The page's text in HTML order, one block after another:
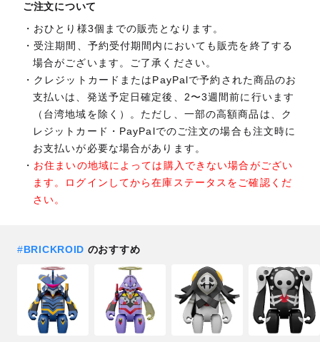
ご注文について
おひとり様3個までの販売となります。
受注期間、予約受付期間内においても販売を終了する
場合がございます。ご了承ください。
クレジットカードまたはPayPalで予約された商品のお
支払いは、発送予定日確定後、2〜3週間前に行います
（台湾地域を除く）。ただし、一部の高額商品は、ク
レジットカード・PayPalでのご注文の場合も注文時に
お支払いが必要な場合があります。
お住まいの地域によっては購入できない場合がござい
ます。ログインしてから在庫ステータスをご確認くだ
さい。
#BRICKROID のおすすめ